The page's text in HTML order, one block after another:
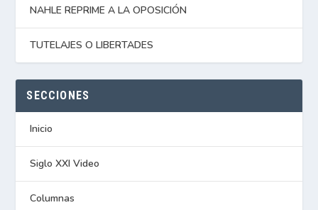
NAHLE REPRIME A LA OPOSICIÓN
TUTELAJES O LIBERTADES
SECCIONES
Inicio
Siglo XXI Video
Columnas